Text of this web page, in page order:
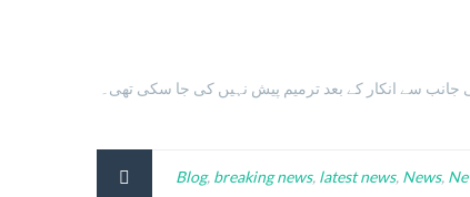
جانب سے انکار کے بعد ترمیم پیش نہیں کی جا سکی تھی۔
Blog, breaking news, latest news, News,